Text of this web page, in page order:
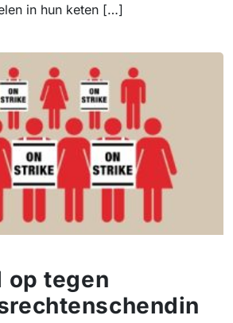
in hun keten […]
op tegen